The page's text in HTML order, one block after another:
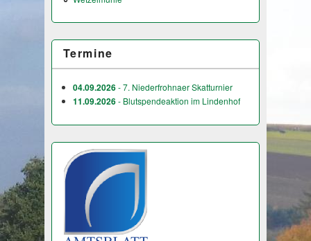
Termine
04.09.2026- 7. Niederfrohnaer Skatturnier
11.09.2026- Blutspendeaktion im Lindenhof